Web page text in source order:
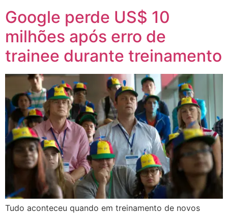
Google perde US$ 10
milhões após erro de
trainee durante treinamento
Tudo aconteceu quando em treinamento de novos